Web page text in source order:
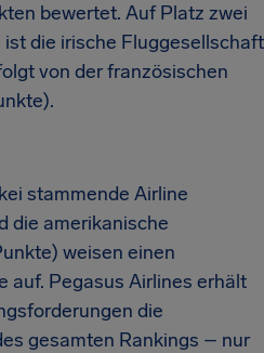
bewertet. Auf Platz zwei
die irische Fluggesellschaft
von der französischen
stammende Airline
die amerikanische
weisen einen
auf. Pegasus Airlines erhält
die
gesamten Rankings – nur